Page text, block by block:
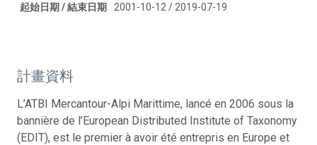
起始日期 / 結束日期 2001-10-12 / 2019-07-19
計畫資料
L’ATBI Mercantour-Alpi Marittime, lancé en 2006 sous la
bannière de l’European Distributed Institute of Taxonomy
(EDIT), est le premier à avoir été entrepris en Europe et